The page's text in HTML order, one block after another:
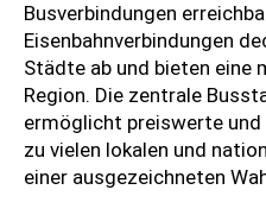
Busverbindungen
Eisenbahnverbindungen
Städte ab und bieten eine
Region. Die zentrale
ermöglicht preiswerte
zu vielen lokalen und
einer ausgezeichneten